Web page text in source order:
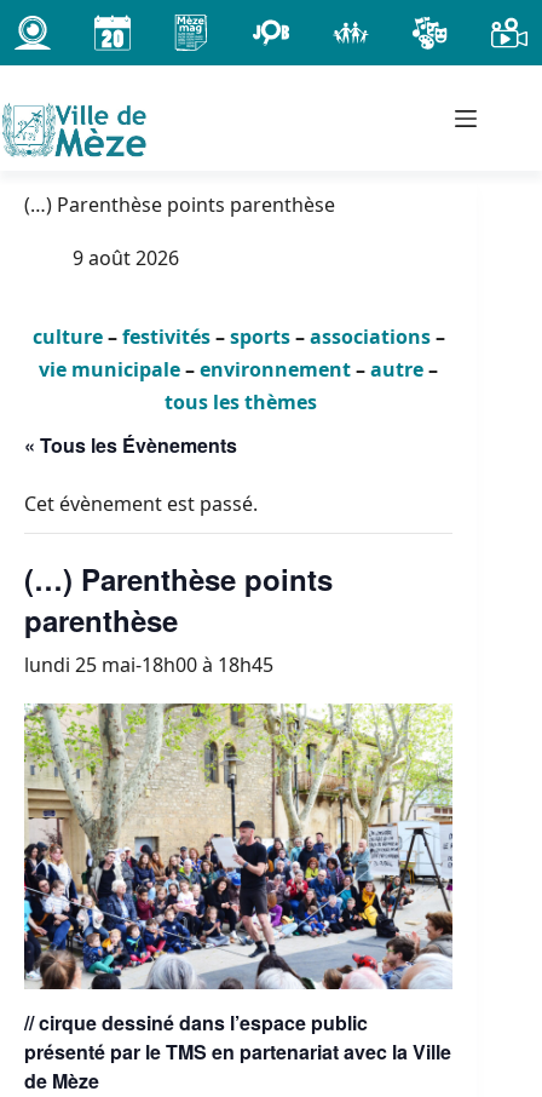
Passer
au
contenu
(…) Parenthèse points parenthèse
9 août 2026
culture–festivités–sports–associations–
vie municipale–environnement–autre–
tous les thèmes
« Tous les Évènements
Cet évènement est passé.
(…) Parenthèse points
parenthèse
lundi 25 mai-18h00à 18h45
// cirque dessiné dans l’espace public
présenté par le TMS en partenariat avec la Ville
de Mèze